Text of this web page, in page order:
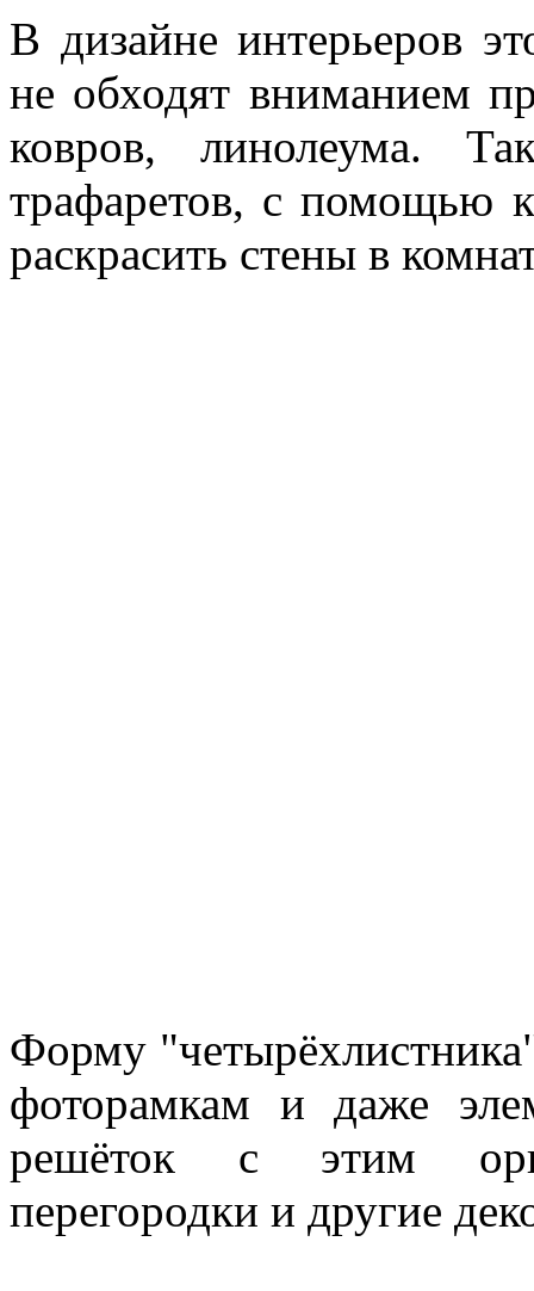
В дизайне интерьеров
не обходят вниманием
ковров, линолеума.
трафаретов, с помощью
раскрасить стены в
Форму
фоторамкам и даже
решёток с этим
перегородки и другие